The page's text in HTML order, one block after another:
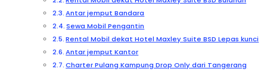
Antar jemput Bandara
Sewa Mobil Pengantin
Rental Mobil dekat Hotel Maxley Suite BSD Lepas kunci
Antar jemput Kantor
Charter Pulang Kampung Drop Only dari Tangerang